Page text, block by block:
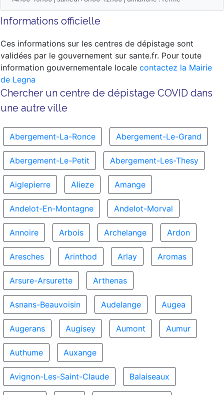
Informations officielle
Ces informations sur les centres de dépistage sont
validées par le gouvernement sur sante.fr. Pour toute
information gouvernementale locale contactez la Mairie
de Legna
Chercher un centre de dépistage COVID dans
une autre ville
Abergement-La-Ronce Abergement-Le-Grand
Abergement-Le-Petit Abergement-Les-Thesy
Aiglepierre Alieze Amange
Andelot-En-Montagne Andelot-Morval
Annoire Arbois Archelange Ardon
Aresches Arinthod Arlay Aromas
Arsure-Arsurette Arthenas
Asnans-Beauvoisin Audelange Augea
Augerans Augisey Aumont Aumur
Authume Auxange
Avignon-Les-Saint-Claude Balaiseaux